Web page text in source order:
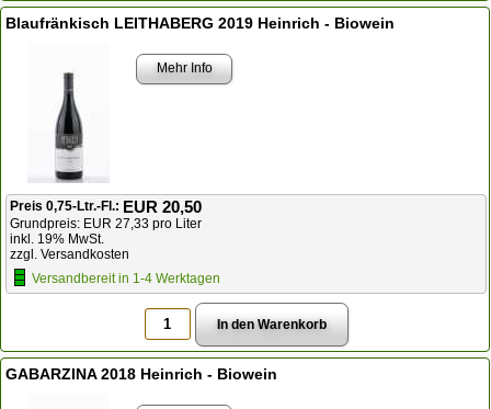
Blaufränkisch LEITHABERG 2019 Heinrich - Biowein
Mehr Info
Preis 0,75-Ltr.-Fl.: EUR 20,50
Grundpreis: EUR 27,33 pro Liter
inkl. 19% MwSt.
zzgl. Versandkosten
Versandbereit in 1-4 Werktagen
GABARZINA 2018 Heinrich - Biowein